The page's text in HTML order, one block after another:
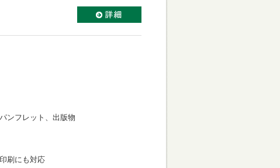
ンフレット、出版物
刷にも対応